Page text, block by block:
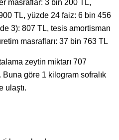
masraflar: 3 bin 200 TL,
TL, yüzde 24 faiz: 6 bin 456
3): 807 TL, tesis amortisman
masrafları: 37 bin 763 TL
zeytin miktarı 707
göre 1 kilogram sofralık
ulaştı.